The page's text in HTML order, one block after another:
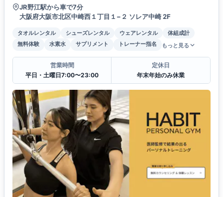
JR野江駅から車で7分
大阪府大阪市北区中崎西１丁目１−２ ソレア中崎 2F
タオルレンタル シューズレンタル ウェアレンタル
体組成計
無料体験
水素水 サプリメント トレーナー指名 もっと見る
営業時間
平日・土曜日7:00〜23:00
定休日
年末年始のみ休業